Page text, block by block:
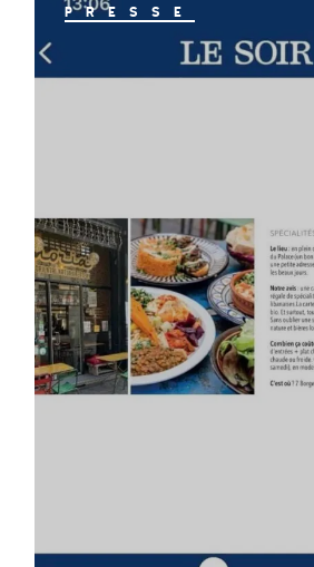
PRESSE